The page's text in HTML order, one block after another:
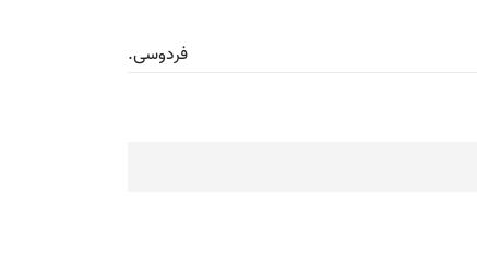
فردوسی.